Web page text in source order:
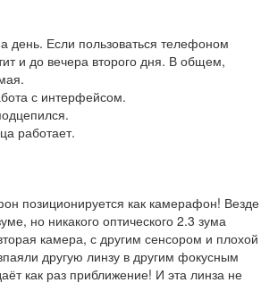
день. Если пользоваться телефоном
и до вечера второго дня. В общем,
с интерфейсом.
работает.
позиционируется как камерафон! Везде
но никакого оптического 2.3 зума
камера, с другим сенсором и плохой
другую линзу в другим фокусным
как раз приближение! И эта линза не